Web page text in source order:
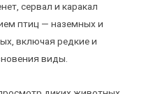
сервал и каракал
птиц — наземных и
включая редкие и
виды.